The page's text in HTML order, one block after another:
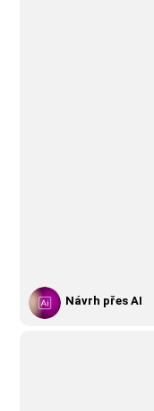
Návrh přes AI